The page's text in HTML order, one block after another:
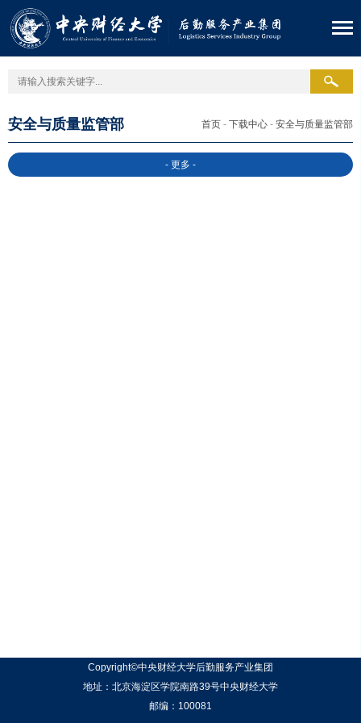
首页 - 下载中心 - 安全与质量监管部
安全与质量监管部
- 更多 -
Copyright©中央财经大学后勤服务产业集团
地址：北京海淀区学院南路39号中央财经大学
邮编：100081